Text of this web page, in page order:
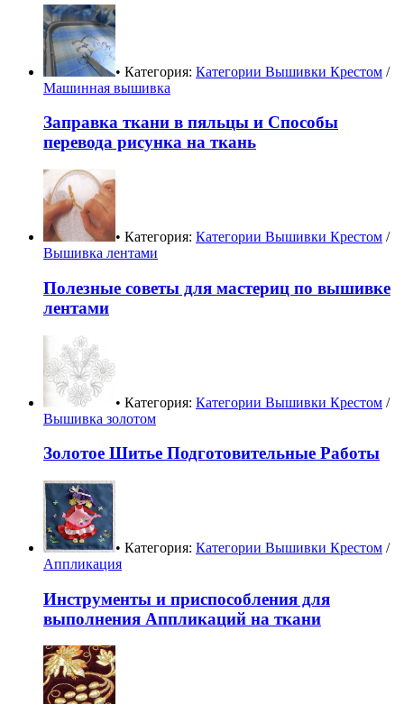
• Категория: Категории Вышивки Крестом /
Машинная вышивка
Заправка ткани в пяльцы и Способы
перевода рисунка на ткань
• Категория: Категории Вышивки Крестом /
Вышивка лентами
Полезные советы для мастериц по вышивке
лентами
• Категория: Категории Вышивки Крестом /
Вышивка золотом
Золотое Шитье Подготовительные Работы
• Категория: Категории Вышивки Крестом /
Аппликация
Инструменты и приспособления для
выполнения Аппликаций на ткани